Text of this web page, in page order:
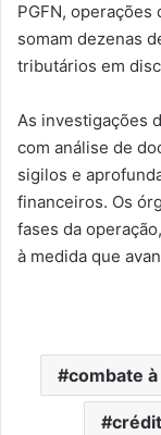
PGFN,
somam dezenas
tributários em
As investigações
com análise de
sigilos e
financeiros. Os
fases da
à medida que
combate